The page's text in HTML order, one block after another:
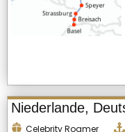
Celebrity Roamer